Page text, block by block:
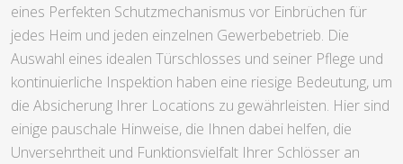
eines Perfekten Schutzmechanismus vor Einbrüchen für
jedes Heim und jeden einzelnen Gewerbebetrieb. Die
Auswahl eines idealen Türschlosses und seiner Pflege und
kontinuierliche Inspektion haben eine riesige Bedeutung, um
die Absicherung Ihrer Locations zu gewährleisten. Hier sind
einige pauschale Hinweise, die Ihnen dabei helfen, die
Unversehrtheit und Funktionsvielfalt Ihrer Schlösser an